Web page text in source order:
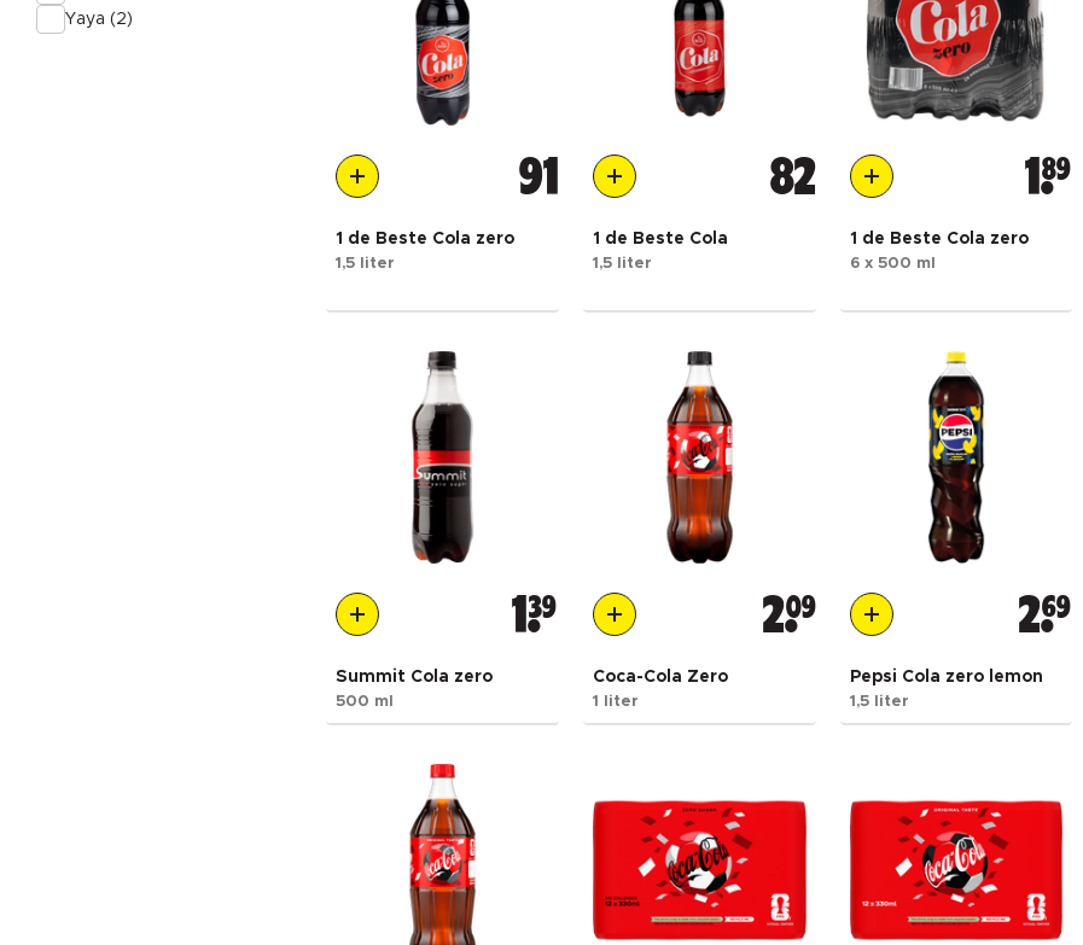
Yaya (2)
91
1 de Beste Cola zero
1,5 liter
82
1 de Beste Cola
1,5 liter
189
1 de Beste Cola zero
6 x 500 ml
1 39
Summit Cola zero
500 ml
209
Coca-Cola Zero
1 liter
269
Pepsi Cola zero lemon
1,5 liter